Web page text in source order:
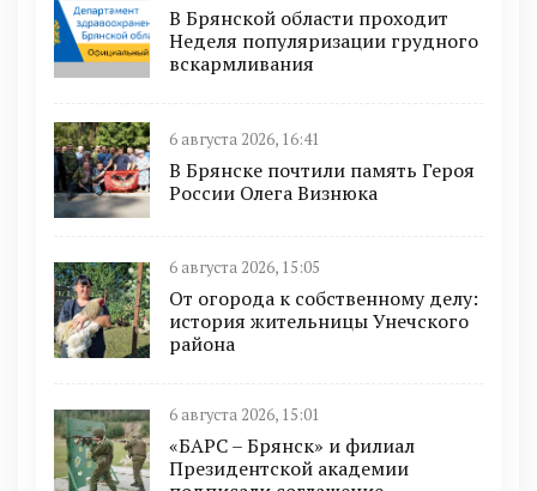
В Брянской области проходит
Неделя популяризации грудного
вскармливания
6 августа 2026, 16:41
В Брянске почтили память Героя
России Олега Визнюка
6 августа 2026, 15:05
От огорода к собственному делу:
история жительницы Унечского
района
6 августа 2026, 15:01
«БАРС – Брянск» и филиал
Президентской академии